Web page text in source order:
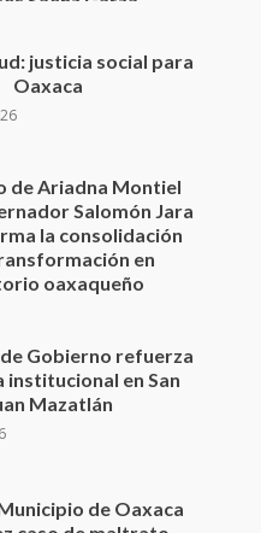
Salomón Jara
la consolidación
en
Gobierno refuerza
institucional en San
Mazatlán
de Oaxaca
caso de maltrato
denuncia ciudadana
lo investiga por